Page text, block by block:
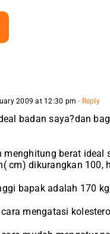
2009 at 12:30 pm - Reply
badan saya?dan
menghitung berat ideal
cm) dikurangkan 100,
bapak adalah 170
mengatasi